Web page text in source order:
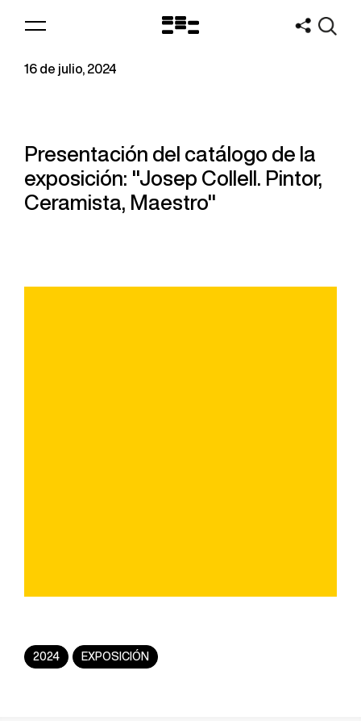
Logo
16 de julio, 2024
Presentación del catálogo de la
exposición: "Josep Collell. Pintor,
Ceramista, Maestro"
2024 EXPOSICIÓN